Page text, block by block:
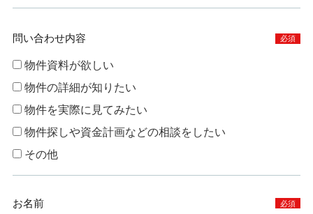
問い合わせ内容 必須
物件資料が欲しい
物件の詳細が知りたい
物件を実際に見てみたい
物件探しや資金計画などの相談をしたい
その他
お名前 必須